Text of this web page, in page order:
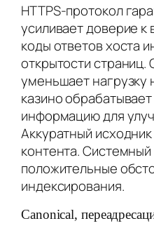
HTTPS-протокол
усиливает доверие к
коды ответов хоста
открытости
уменьшает нагрузку
казино
информацию для
Аккуратный
контента.
положительные
индексирования.
Canonical,